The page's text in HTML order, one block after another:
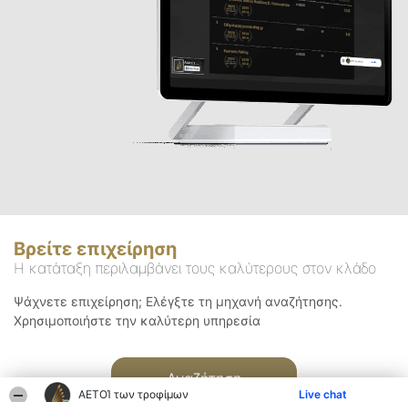
ΑΕΤΟΊ των τροφίμων Live chat
Βρείτε επιχείρηση
Η κατάταξη περιλαμβάνει τους καλύτερους στον κλάδο
Ψάχνετε επιχείρηση; Ελέγξτε τη μηχανή αναζήτησης.
Χρησιμοποιήστε την καλύτερη υπηρεσία
Αναζήτηση